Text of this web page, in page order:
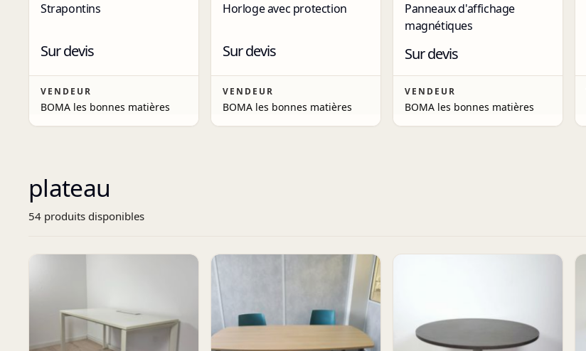
Strapontins
Sur devis
VENDEUR
BOMA les bonnes matières
Horloge avec protection
Sur devis
VENDEUR
BOMA les bonnes matières
Panneaux d'affichage
magnétiques
Sur devis
VENDEUR
BOMA les bonnes matières
plateau
54 produits disponibles